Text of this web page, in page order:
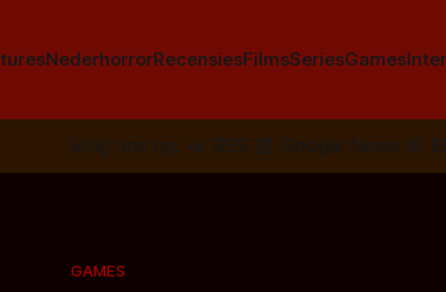
NederhorrorRecensiesFilmsSeriesGames
Volg ons op: 📣 RSS 📰 Google News 🦋
GAMES